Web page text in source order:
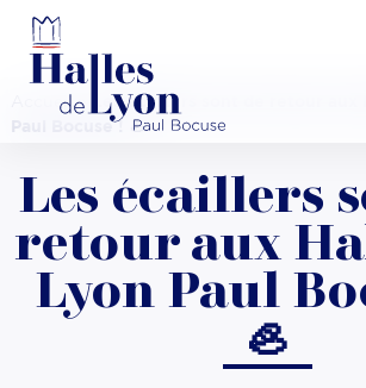
Accueil »
Les écaillers sont de retour aux
Paul Bocuse ! 🦪
Les écaillers
retour aux
Lyon Paul
🦪